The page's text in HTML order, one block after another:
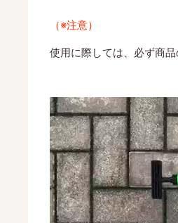
（※注意）
使用に際しては、必ず商